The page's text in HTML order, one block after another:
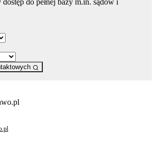
do pełnej bazy m.in. sądów i